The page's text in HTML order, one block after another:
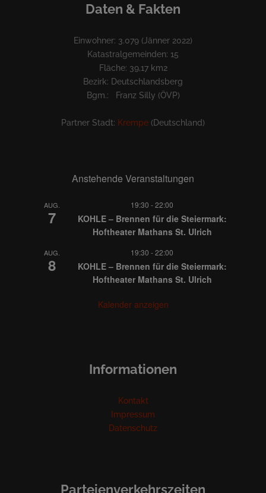
Daten & Fakten
Einwohner: 3.079 (Jänner 2022)
Katastralgemeinden: 15
Fläche: 39,17 km2
Bezirk: Deutschlandsberg
Bgm.: Franz Silly (ÖVP)
Partner Stadt: Krempe (Deutschland)
Anstehende Veranstaltungen
AUG.
7
19:30 -22:00
KOHLE – Brennen für die Steiermark:
Hoftheater Mathans St. Ulrich
AUG.
8
19:30 -22:00
KOHLE – Brennen für die Steiermark:
Hoftheater Mathans St. Ulrich
Kalender anzeigen
Informationen
Kontakt
Impressum
Datenschutz
Parteienverkehrszeiten